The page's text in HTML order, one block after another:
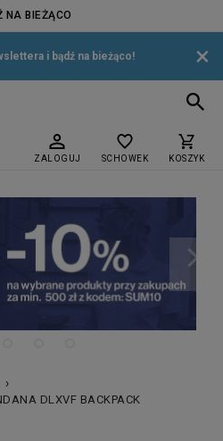
NA BIEŻĄCO
i bądź na bieżąco! ×
ZALOGUJ SCHOWEK KOSZYK
›
DLXVF BACKPACK